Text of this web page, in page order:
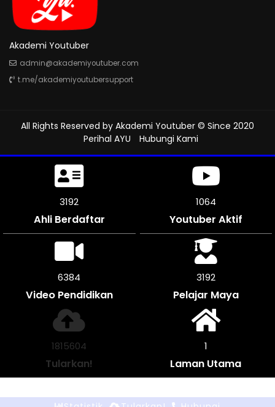
Akademi Youtuber
admin@akademiyoutuber.com
t.me/akademiyoutubersupport
All Rights Reserved by Akademi Youtuber © Since 2020
Perihal AYU
Hubungi Kami
3696
Ahli Berdaftar
1232
Youtuber Aktif
7392
Video Pendidikan
3696
Pelajar Maya
2104256
Tularkan!
1
Laman Utama